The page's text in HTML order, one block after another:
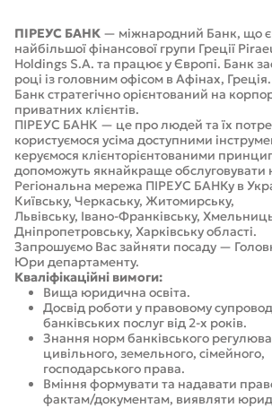
ПІРЕУС БАНК — міжнародний Банк, що є
найбільшої фінансової групи Греції
Holdings S.A. та працює у Європі. Банк
році із головним офісом в Афінах, Греція.
Банк стратегічно орієнтований на
приватних клієнтів.
ПІРЕУС БАНК — це про людей та їх
користуємося усіма доступними
керуємося клієнторієнтованими
допоможуть якнайкраще обслуговувати
Регіональна мережа ПІРЕУС БАНКу в
Київську, Черкаську, Житомирську,
Львівську, Івано-Франківську,
Дніпропетровську, Харківську області.
Запрошуємо Вас зайняти посаду —
Юри департаменту.
Кваліфікаційні вимоги:
Вища юридична освіта.
Досвід роботи у правовому
банківських послуг від 2-х років.
Знання норм банківського
цивільного, земельного, сімейного,
господарського права.
Вміння формувати та надавати
фактам/документам, виявляти